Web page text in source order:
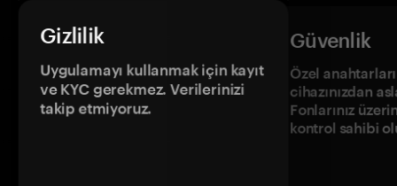
Gizlilik
Uygulamayı kullanmak için kayıt
ve KYC gerekmez. Verilerinizi
takip etmiyoruz.
Güvenlik
Özel
cihazınızdan
Fonlarınız
kontrol sahibi